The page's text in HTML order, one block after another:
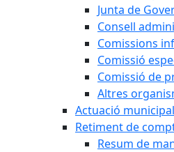
Junta de
Consell
Comissions
Comissió
Comissió de
Altres
Actuació municipal
Retiment de
Resum de